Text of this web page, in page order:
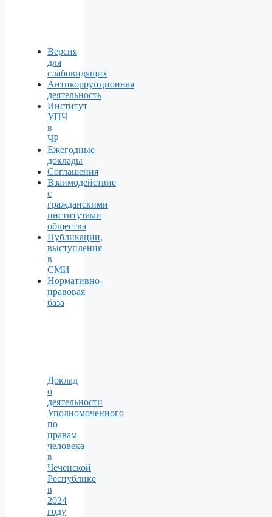
Версия
для
слабовидящих
Антикоррупционная
деятельность
Институт
УПЧ
в
ЧР
Ежегодные
доклады
Соглашения
Взаимодействие
с
гражданскими
институтами
общества
Публикации,
выступления
в
СМИ
Нормативно-
правовая
база
Доклад
о
деятельности
Уполномоченного
по
правам
человека
в
Чеченской
Республике
в
2024
году